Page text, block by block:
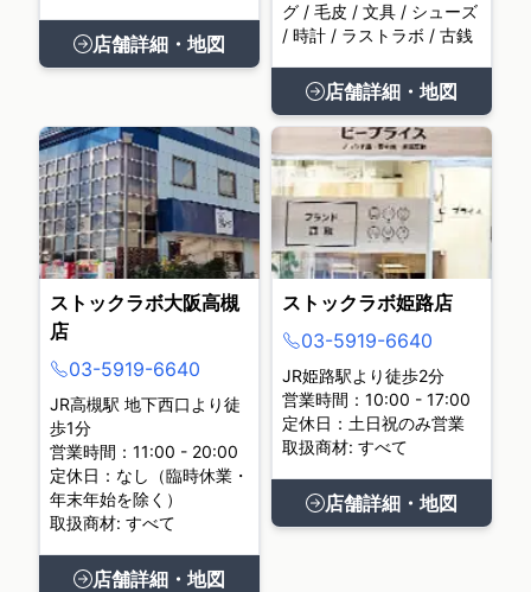
店舗詳細・地図
グ / 毛皮 / 文具 / シューズ
/ 時計 / ラストラボ / 古銭
店舗詳細・地図
ストックラボ大阪高槻
店
03-5919-6640
JR高槻駅 地下西口より徒
歩1分
営業時間：11:00 - 20:00
定休日：なし（臨時休業・
年末年始を除く）
取扱商材: すべて
店舗詳細・地図
ストックラボ姫路店
03-5919-6640
JR姫路駅より徒歩2分
営業時間：10:00 - 17:00
定休日：土日祝のみ営業
取扱商材: すべて
店舗詳細・地図